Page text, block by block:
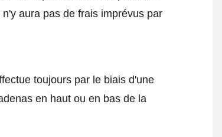
aura pas de frais imprévus par
toujours par le biais d'une
en haut ou en bas de la